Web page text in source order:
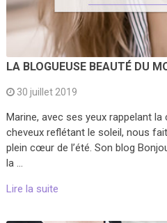
LA BLOGUEUSE BEAUTÉ DU
30 juillet 2019
Marine, avec ses yeux rappelant
cheveux reflétant le soleil, nous
plein cœur de l’été. Son blog
la …
Lire la suite